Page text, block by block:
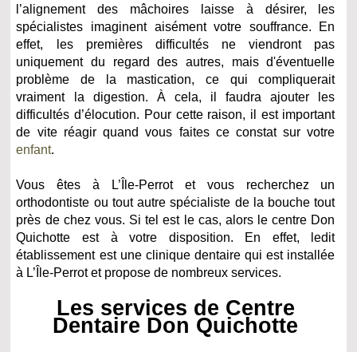
l’alignement des mâchoires laisse à désirer, les
spécialistes imaginent aisément votre souffrance. En
effet, les premières difficultés ne viendront pas
uniquement du regard des autres, mais d'éventuelle
problème de la mastication, ce qui compliquerait
vraiment la digestion. À cela, il faudra ajouter les
difficultés d’élocution. Pour cette raison, il est important
de vite réagir quand vous faites ce constat sur votre
enfant.
Vous êtes à L’Île-Perrot et vous recherchez un
orthodontiste ou tout autre spécialiste de la bouche tout
près de chez vous. Si tel est le cas, alors le centre Don
Quichotte est à votre disposition. En effet, ledit
établissement est une clinique dentaire qui est installée
à L’Île-Perrot et propose de nombreux services.
Les services de Centre
Dentaire Don Quichotte